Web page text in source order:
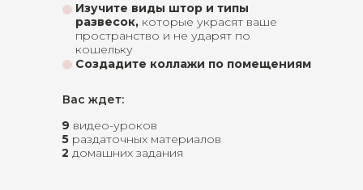
Создадите коллажи по помещениям
Изучите виды штор и типы
развесок,которые украсят ваше
пространство и не ударят по
кошельку
Вас ждет:
9 видео-уроков
5 раздаточных материалов
2 домашних задания